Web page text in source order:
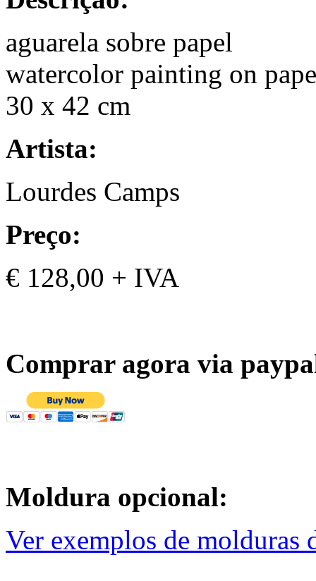
aguarela sobre papel
watercolor painting on
30 x 42 cm
Artista:
Lourdes Camps
Preço:
€ 128,00 + IVA
Comprar agora via
Moldura opcional:
Ver exemplos de molduras